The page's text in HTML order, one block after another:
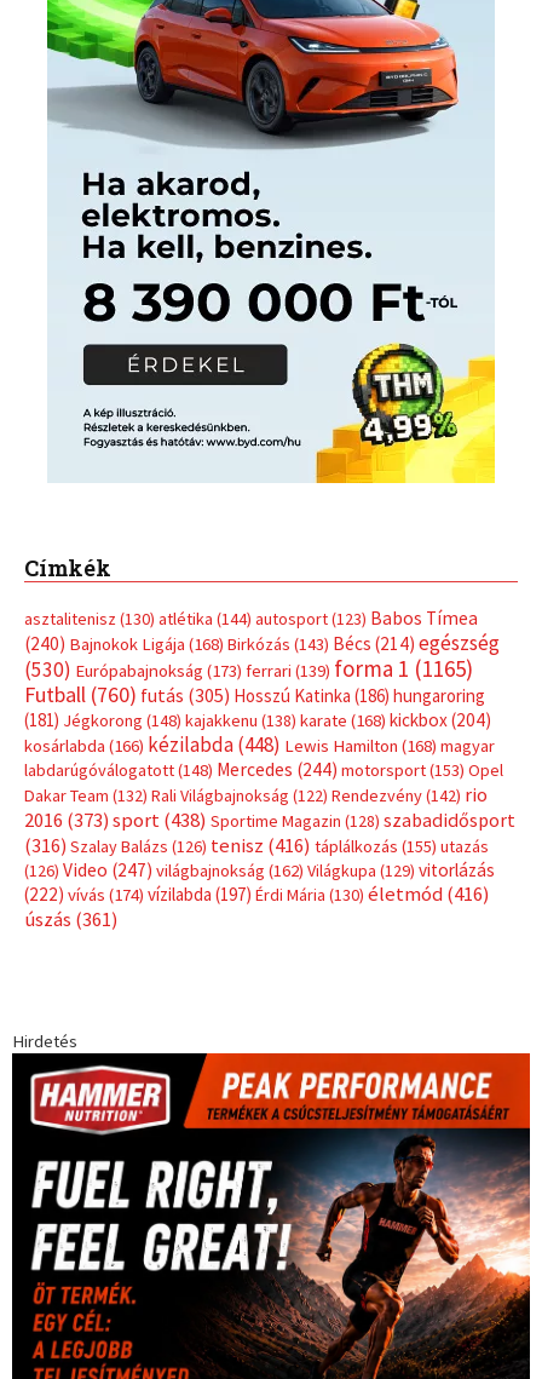
Címkék
asztalitenisz (130) atlétika (144) autosport(123) Babos Tímea
(240) Bajnokok Ligája (168) Birkózás (143) Bécs (214) egészség
(530) Európabajnokság (173) ferrari (139) forma 1 (1165)
Futball (760) futás (305) Hosszú Katinka (186) hungaroring
(181) Jégkorong (148) kajakkenu (138) karate (168) kickbox(204)
kosárlabda (166) kézilabda(448) Lewis Hamilton (168) magyar
labdarúgóválogatott(148) Mercedes (244) motorsport(153) Opel
Dakar Team (132) Rali Világbajnokság (122) Rendezvény(142) rio
2016 (373) sport(438) Sportime Magazin (128) szabadidősport
(316) Szalay Balázs (126) tenisz (416) táplálkozás (155) utazás
(126) Video (247) világbajnokság (162) Világkupa (129) vitorlázás
(222) vívás (174) vízilabda (197) Érdi Mária (130) életmód(416)
úszás (361)
Hirdetés